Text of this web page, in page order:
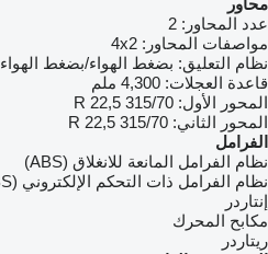
محاور
عدد المحاور: 2
مواصفات المحاور: 4x2
نظام التعليق: بضغط الهواء/بضغط الهواء
قاعدة العجلات: 4,300 ملم
المحور الأول: 315/70 R 22,5
المحور الثاني: 315/70 R 22,5
الفرامل
نظام الفرامل المانعة للانغلاق (ABS)
نظام الفرامل ذات التحكم الإلكتروني (EBS)
إنتاردر
مكابح المحرك
ريتاردر